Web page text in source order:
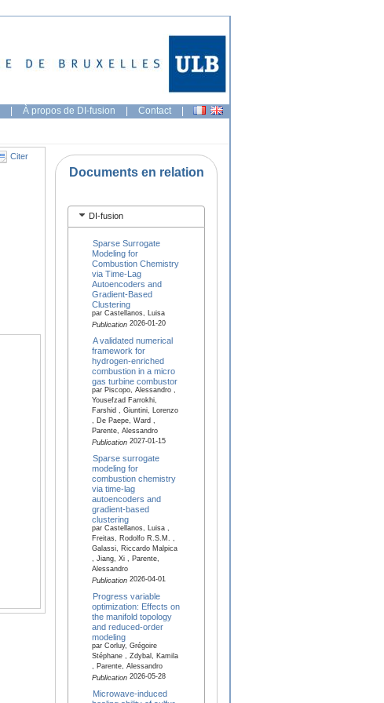
| À propos de DI-fusion | Contact |
Citer
Documents en relation
DI-fusion
Sparse Surrogate
Modeling for
Combustion Chemistry
via Time-Lag
Autoencoders and
Gradient-Based
Clustering
par Castellanos, Luisa
Publication2026-01-20
A validated numerical
framework for
hydrogen-enriched
combustion in a micro
gas turbine combustor
par Piscopo, Alessandro ,
Yousefzad Farrokhi,
Farshid , Giuntini, Lorenzo
, De Paepe, Ward ,
Parente, Alessandro
Publication2027-01-15
Sparse surrogate
modeling for
combustion chemistry
via time-lag
autoencoders and
gradient-based
clustering
par Castellanos, Luisa ,
Freitas, Rodolfo R.S.M. ,
Galassi, Riccardo Malpica
, Jiang, Xi , Parente,
Alessandro
Publication2026-04-01
Progress variable
optimization: Effects on
the manifold topology
and reduced-order
modeling
par Corluy, Grégoire
Stéphane , Zdybal, Kamila
, Parente, Alessandro
Publication2026-05-28
Microwave-induced